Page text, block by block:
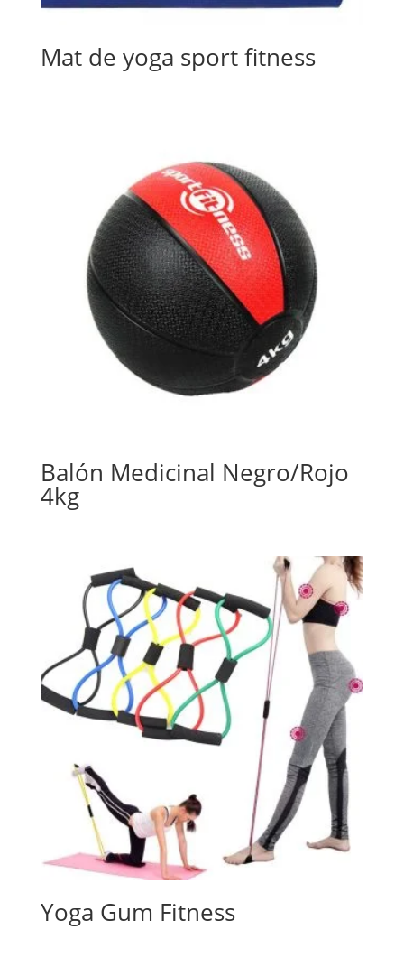
Mat de yoga sport fitness
Balón Medicinal Negro/Rojo
4kg
Yoga Gum Fitness